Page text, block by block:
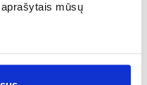
mūsų
mažėja, o kainai
gali signalizuoti
baimes dėl įmonės
naudoti prognozuojamus